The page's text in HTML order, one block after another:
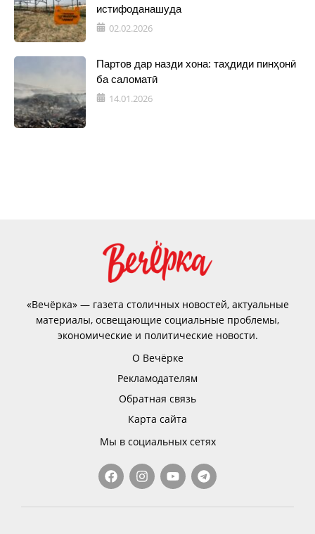
истифоданашуда
02.02.2026
Партов дар назди хона: таҳдиди пинҳонӣ
ба саломатӣ
14.01.2026
«Вечёрка» — газета столичных новостей, актуальные
материалы, освещающие социальные проблемы,
экономические и политические новости.
О Вечёрке
Рекламодателям
Обратная связь
Карта сайта
Мы в социальных сетях